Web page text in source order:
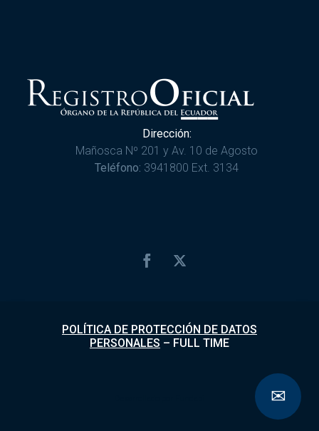
Dirección:
Mañosca Nº 201 y Av. 10 de Agosto
Teléfono: 3941800 Ext. 3134
POLÍTICA DE PROTECCIÓN DE DATOS
PERSONALES – FULL TIME
✉